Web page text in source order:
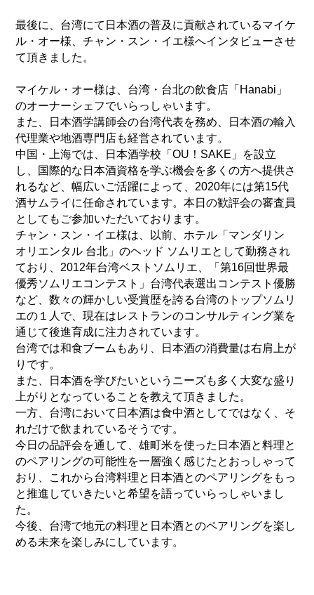
最後に、台湾にて日本酒の普及に貢献されているマイケ
ル・オー様、チャン・スン・イエ様へインタビューさせ
て頂きました。
マイケル・オー様は、台湾・台北の飲食店「Hanabi」
のオーナーシェフでいらっしゃいます。
また、日本酒学講師会の台湾代表を務め、日本酒の輸入
代理業や地酒専門店も経営されています。
中国・上海では、日本酒学校「OU！SAKE」を設立
し、国際的な日本酒資格を学ぶ機会を多くの方へ提供さ
れるなど、幅広いご活躍によって、2020年には第15代
酒サムライに任命されています。本日の歓評会の審査員
としてもご参加いただいております。
チャン・スン・イエ様は、以前、ホテル「マンダリン
オリエンタル 台北」のヘッド ソムリエとして勤務され
ており、2012年台湾ベストソムリエ、「第16回世界最
優秀ソムリエコンテスト」台湾代表選出コンテスト優勝
など、数々の輝かしい受賞歴を誇る台湾のトップソムリ
エの１人で、現在はレストランのコンサルティング業を
通じて後進育成に注力されています。
台湾では和食ブームもあり、日本酒の消費量は右肩上が
りです。
また、日本酒を学びたいというニーズも多く大変な盛り
上がりとなっていることを教えて頂きました。
一方、台湾において日本酒は食中酒としてではなく、そ
れだけで飲まれているそうです。
今日の品評会を通して、雄町米を使った日本酒と料理と
のペアリングの可能性を一層強く感じたとおっしゃって
おり、これから台湾料理と日本酒とのペアリングをもっ
と推進していきたいと希望を語っていらっしゃいまし
た。
今後、台湾で地元の料理と日本酒とのペアリングを楽し
める未来を楽しみにしています。